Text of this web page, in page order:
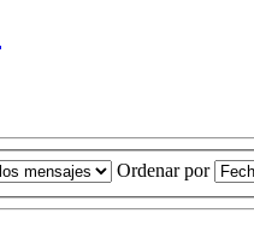
Ordenar por